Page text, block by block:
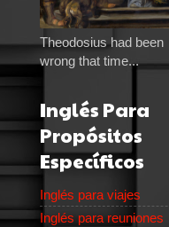
Theodosius had been
wrong that time...
Inglés Para
Propósitos
Específicos
Inglés para viajes
Inglés para reuniones